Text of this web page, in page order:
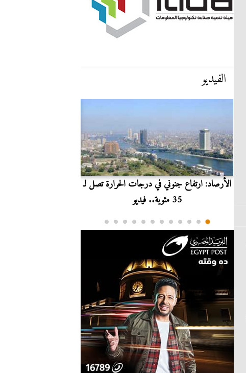
الفيديو
الأرصاد: ارتفاع جنوني في درجات الحرارة تصل لـ
35 مئوية.. فيديو